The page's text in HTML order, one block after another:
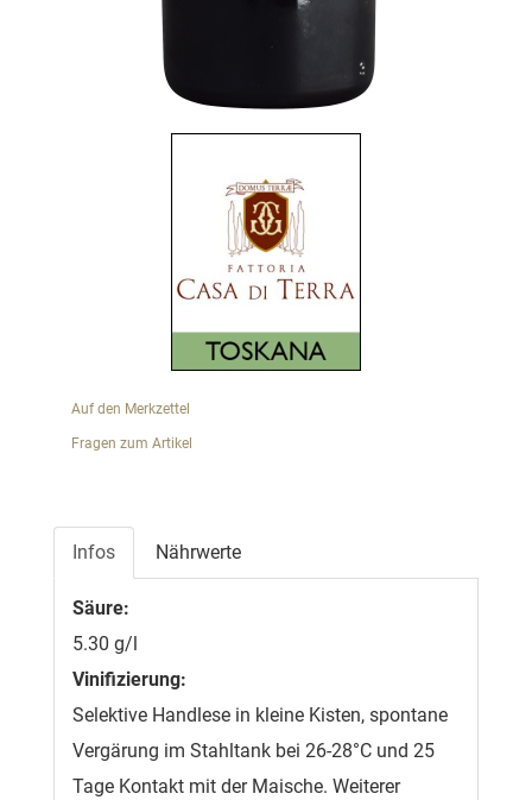
Auf den Merkzettel
Fragen zum Artikel
Infos Nährwerte
Säure:
5.30 g/l
Vinifizierung:
Selektive Handlese in kleine Kisten, spontane
Vergärung im Stahltank bei 26-28°C und 25
Tage Kontakt mit der Maische. Weiterer